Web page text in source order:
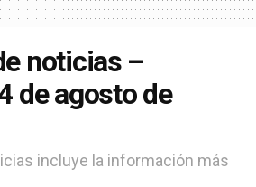
noticias –
de agosto de
incluye la información más